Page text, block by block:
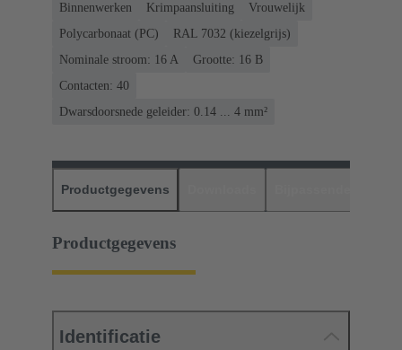
Binnenwerken Krimpaansluiting
Vrouwelijk
Polycarbonaat (PC)
RAL 7032 (kiezelgrijs)
Nominale stroom: ‌16 A
Grootte: 16 B
Contacten: 40
Dwarsdoorsnede geleider: 0.14 ... 4 mm²
Productgegevens
Productgegevens
Identificatie